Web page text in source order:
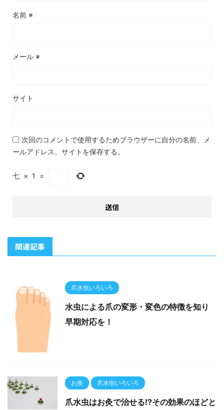
名前 ※
メール ※
サイト
次回のコメントで使用するためブラウザーに自分の名前、メ
ールアドレス、サイトを保存する。
七 × 1 =
関連記事
爪水虫いろいろ
水虫による爪の変形・変色の特徴を知り
早期対応を！
お灸 爪水虫いろいろ
爪水虫はお灸で治せる!?その効果のほどと